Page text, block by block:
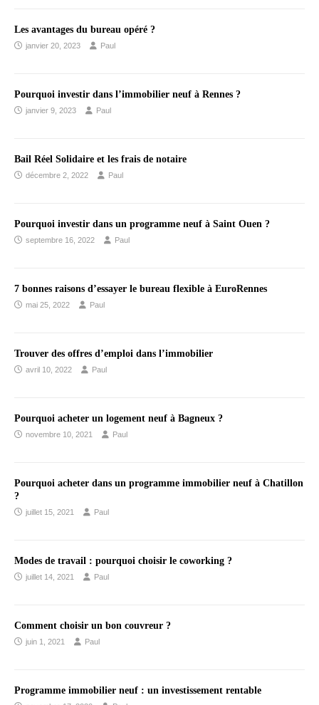
Les avantages du bureau opéré ?
janvier 20, 2023 Paul
Pourquoi investir dans l’immobilier neuf à Rennes ?
janvier 9, 2023 Paul
Bail Réel Solidaire et les frais de notaire
décembre 2, 2022 Paul
Pourquoi investir dans un programme neuf à Saint Ouen ?
septembre 16, 2022 Paul
7 bonnes raisons d’essayer le bureau flexible à EuroRennes
mai 25, 2022 Paul
Trouver des offres d’emploi dans l’immobilier
avril 10, 2022 Paul
Pourquoi acheter un logement neuf à Bagneux ?
novembre 10, 2021 Paul
Pourquoi acheter dans un programme immobilier neuf à Chatillon
?
juillet 15, 2021 Paul
Modes de travail : pourquoi choisir le coworking ?
juillet 14, 2021 Paul
Comment choisir un bon couvreur ?
juin 1, 2021 Paul
Programme immobilier neuf : un investissement rentable